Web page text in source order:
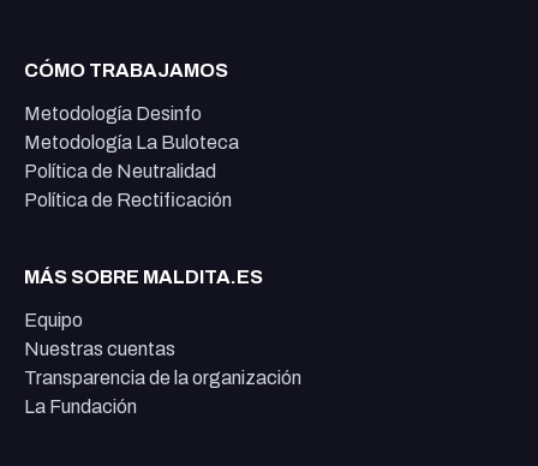
CÓMO TRABAJAMOS
Metodología Desinfo
Metodología La Buloteca
Política de Neutralidad
Política de Rectificación
MÁS SOBRE MALDITA.ES
Equipo
Nuestras cuentas
Transparencia de la organización
La Fundación